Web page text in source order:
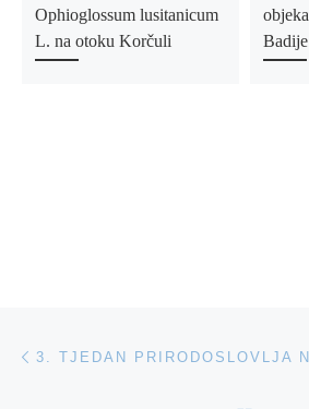
Ophioglossum lusitanicum
L. na otoku Korčuli
Badije
Post navigation
3. TJEDAN PRIRODOSLOVLJA